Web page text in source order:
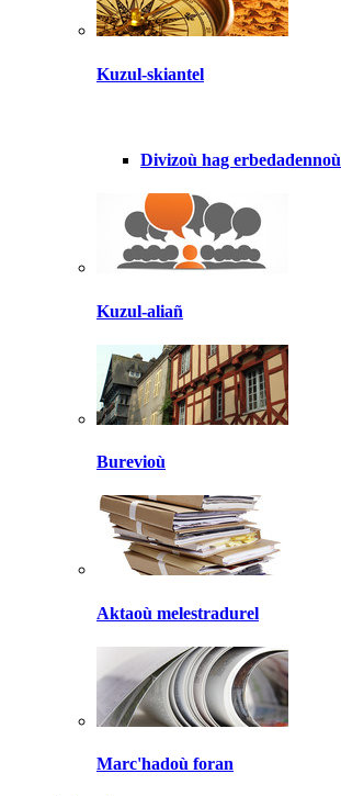
Kuzul-skiantel
Divizoù hag erbedadennoù
Kuzul-aliañ
Burevioù
Aktaoù melestradurel
Marc'hadoù foran